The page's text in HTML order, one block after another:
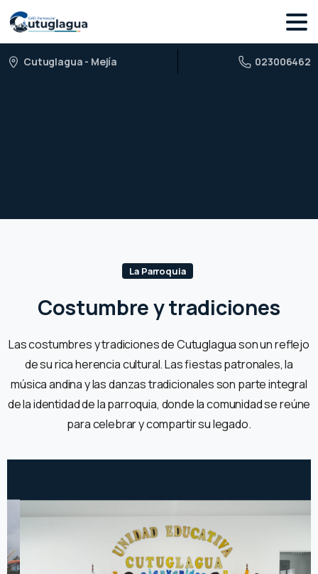
Cutuglagua - Mejía 023006462
La Parroquia
Costumbre y tradiciones
Las costumbres y tradiciones de Cutuglagua son un reflejo
de su rica herencia cultural. Las fiestas patronales, la
música andina y las danzas tradicionales son parte integral
de la identidad de la parroquia, donde la comunidad se reúne
para celebrar y compartir su legado.